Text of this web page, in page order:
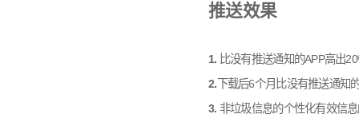
推送效果
1. 比没有推送通知的APP高出
2. 下载后6个月比没有推送通知
3. 非垃圾信息的个性化有效信